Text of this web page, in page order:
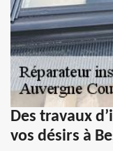
Des travaux
vos désirs à